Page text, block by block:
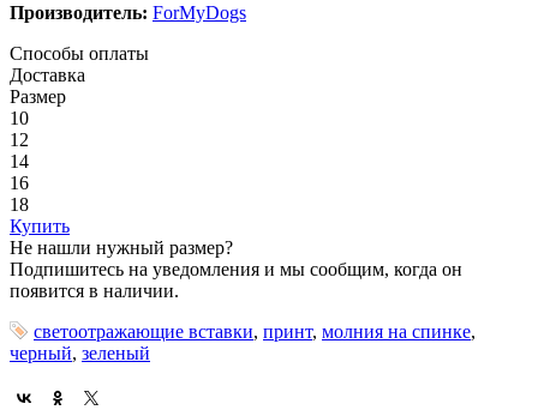
Производитель: ForMyDogs
Способы оплаты
Доставка
Размер
10
12
14
16
18
Купить
Не нашли нужный размер?
Подпишитесь на уведомления и мы сообщим, когда он
появится в наличии.
светоотражающие вставки, принт, молния на спинке,
черный, зеленый